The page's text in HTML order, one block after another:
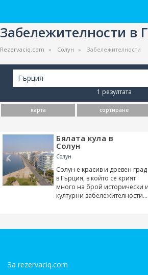
Забележителности в
Rezervaciq.com Солун Забележителности
Гърция
1 резултата
карта сортиране
Бялата кула в
Солун
Солун
Солун е красив и древен град
в Гърция, в който се крият
много на брой исторически и
културни забележителности.
обико...
За rezervaciq.com